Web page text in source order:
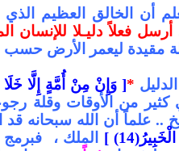
أن الخالق العظيم الذي
أرسل فعلاً دليـلا للإنسان
مقيدة ليعمر الأرض حسب
*[ وَإِنْ مِنْ أُمَّةٍ إِلَّا خَلَا
كثير من الأوقات وقلة
.. علماً أن الله سبحانه قد
]
الملك ،
فبرمج